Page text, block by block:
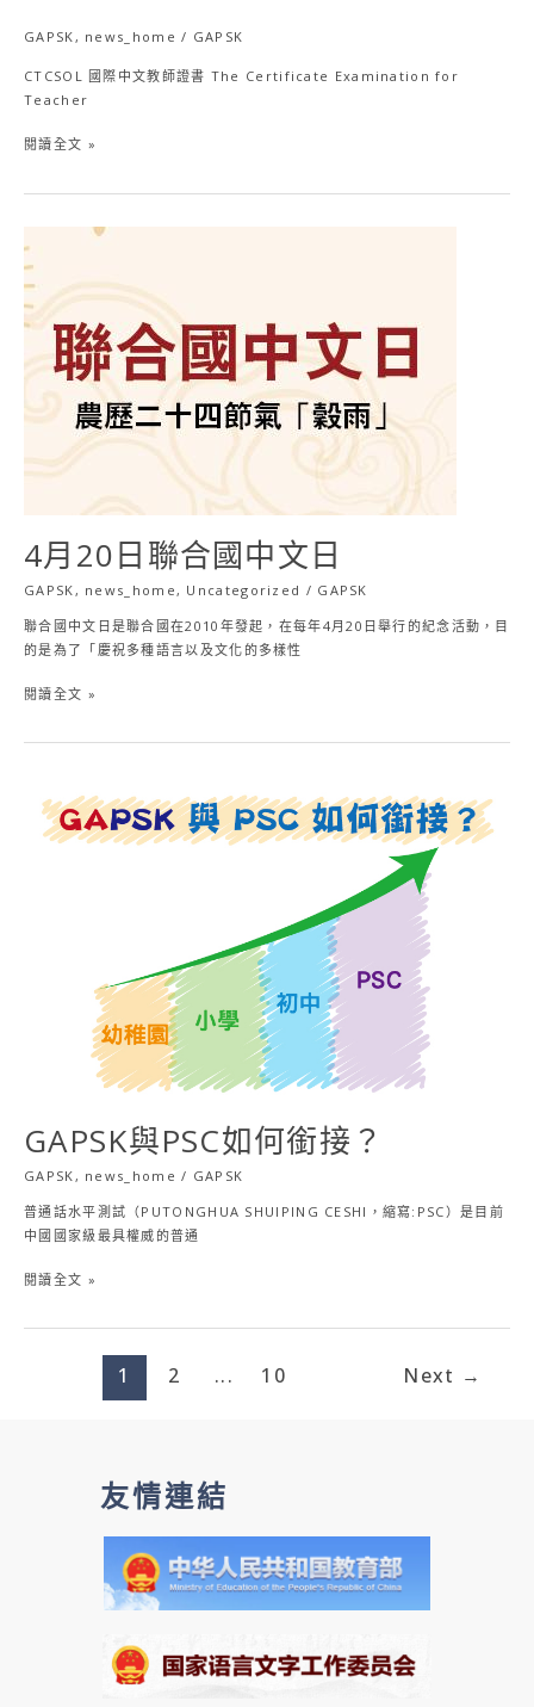
GAPSK , news_home / GAPSK
CTCSOL 國際中文教師證書 The Certificate Examination for
Teacher
CTCSOL
閱讀全文 »
4月20日聯合國中文日
GAPSK , news_home , Uncategorized / GAPSK
聯合國中文日是聯合國在2010年發起，在每年4月20日舉行的紀念活動，目
的是為了「慶祝多種語言以及文化的多樣性
月
20
日
聯
閱讀全文 »
GAPSK與PSC如何銜接？
GAPSK , news_home / GAPSK
普通話水平測試（PUTONGHUA SHUIPING CESHI，縮寫:PSC）是目前
中國國家級最具權威的普通
PSC
閱讀全文 »
1 2 ... 10 Next →
友情連結